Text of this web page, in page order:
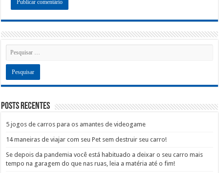
Posts recentes
5 jogos de carros para os amantes de videogame
14 maneiras de viajar com seu Pet sem destruir seu carro!
Se depois da pandemia você está habituado a deixar o seu carro mais
tempo na garagem do que nas ruas, leia a matéria até o fim!